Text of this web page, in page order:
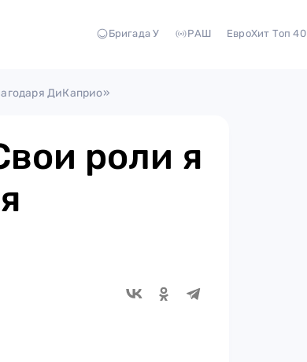
Бригада У РАШ ЕвроХит Топ 40
ДиКаприо»
роли я